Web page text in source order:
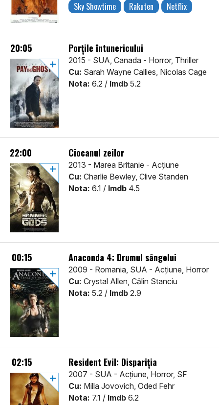
Sky Showtime Rakuten Netflix
20:05 Porțile întunericului
2015 - SUA, Canada - Horror, Thriller
Cu: Sarah Wayne Callies, Nicolas Cage
Nota: 6.2 / Imdb 5.2
22:00 Ciocanul zeilor
2013 - Marea Britanie - Acţiune
Cu: Charlie Bewley, Clive Standen
Nota: 6.1 / Imdb 4.5
00:15 Anaconda 4: Drumul sângelui
2009 - Romania, SUA - Acţiune, Horror
Cu: Crystal Allen, Călin Stanciu
Nota: 5.2 / Imdb 2.9
02:15 Resident Evil: Dispariția
2007 - SUA - Acţiune, Horror, SF
Cu: Milla Jovovich, Oded Fehr
Nota: 7.1 / Imdb 6.2